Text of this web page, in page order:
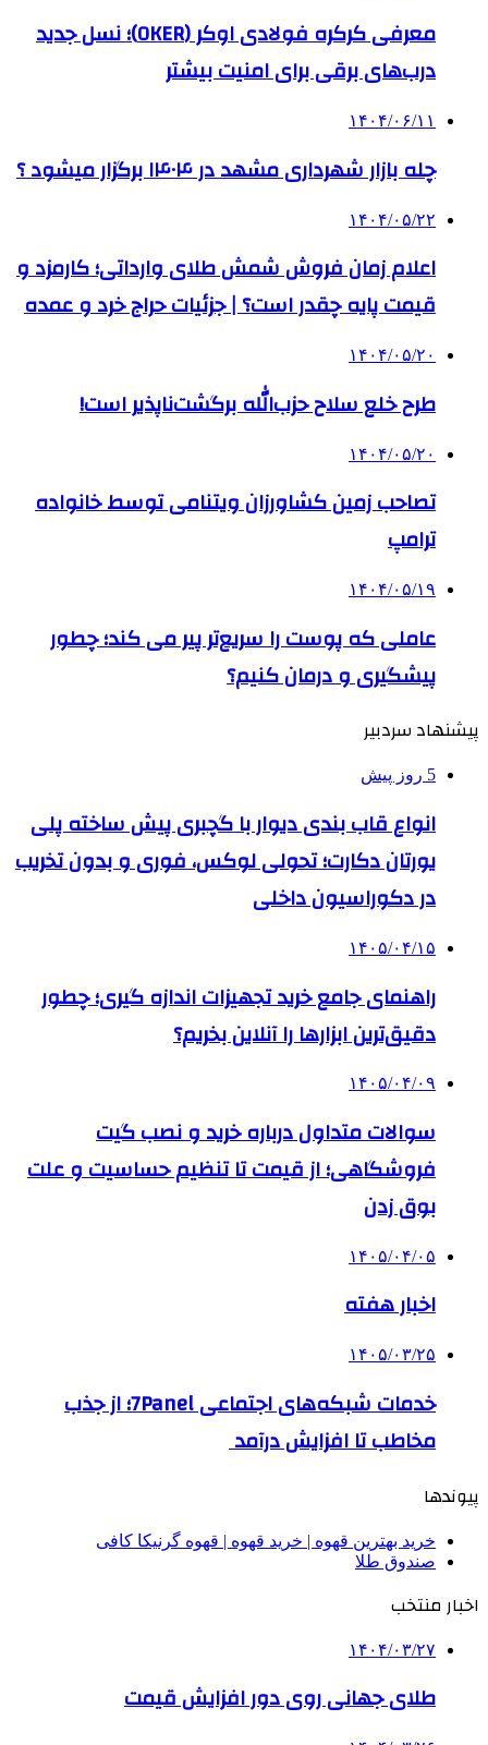
معرفی کرکره فولادی اوکر (OKER)؛ نسل جدید
درب‌های برقی برای امنیت بیشتر
۱۴۰۴/۰۶/۱۱
چله بازار شهرداری مشهد در ۱۴۰۴ برگزار میشود ؟
۱۴۰۴/۰۵/۲۲
اعلام زمان فروش شمش طلای وارداتی؛ کارمزد و
قیمت پایه چقدر است؟ | جزئیات حراج خرد و عمده
۱۴۰۴/۰۵/۲۰
طرح خلع سلاح حزب‌الله برگشت‌ناپذیر است!
۱۴۰۴/۰۵/۲۰
تصاحب زمین کشاورزان ویتنامی توسط خانواده
ترامپ
۱۴۰۴/۰۵/۱۹
عاملی که پوست را سریع‌تر پیر می کند؛ چطور
پیشگیری و درمان کنیم؟
پیشنهاد سردبیر
5 روز پیش
انواع قاب بندی دیوار با گچبری پیش ساخته پلی
یورتان دکارت؛ تحولی لوکس، فوری و بدون تخریب
در دکوراسیون داخلی
۱۴۰۵/۰۴/۱۵
راهنمای جامع خرید تجهیزات اندازه گیری؛ چطور
دقیق‌ترین ابزارها را آنلاین بخریم؟
۱۴۰۵/۰۴/۰۹
سوالات متداول درباره خرید و نصب گیت
فروشگاهی؛ از قیمت تا تنظیم حساسیت و علت
بوق زدن
۱۴۰۵/۰۴/۰۵
اخبار هفته
۱۴۰۵/۰۳/۲۵
خدمات شبکه‌های اجتماعی 7Panel؛ از جذب
مخاطب تا افزایش درآمد
پیوندها
خرید بهترین قهوه | خرید قهوه | قهوه گرنیکا کافی
صندوق طلا
اخبار منتخب
۱۴۰۴/۰۳/۲۷
طلای جهانی روی دور افزایش قیمت